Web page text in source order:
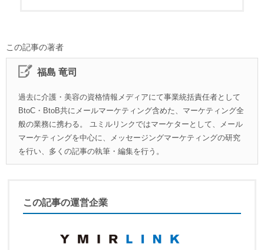
この記事の著者
福島 竜司
過去に介護・美容の資格情報メディアにて事業統括責任者として
BtoC・BtoB共にメールマーケティング含めた、マーケティング全
般の業務に携わる。 ユミルリンクではマーケターとして、メール
マーケティングを中心に、メッセージングマーケティングの研究
を行い、多くの記事の執筆・編集を行う。
この記事の運営企業